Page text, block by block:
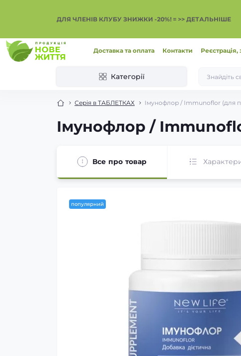
ДЛЯ ЧЛЕНІВ КЛУБУ ЗНИЖКИ -20%! = >> ДЕТАЛЬНІШЕ
Доставка та оплата Контакти
Категорії
Серія в ТАБЛЕТКАХ Імунофлор / Immunoflor (для
Імунофлор /
Все про товар
популярний